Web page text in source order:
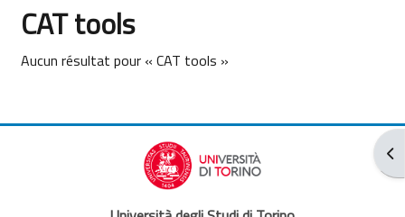
CAT tools
Aucun résultat pour « CAT tools »